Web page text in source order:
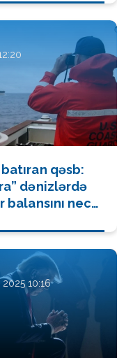
qəsb:
dənizlərdə
balansını necə
2025 10:16